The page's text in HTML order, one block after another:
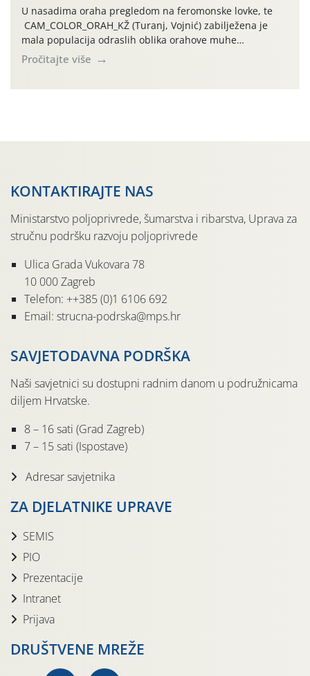
U nasadima oraha pregledom na feromonske lovke, te
CAM_COLOR_ORAH_KŽ (Turanj, Vojnić) zabilježena je
mala populacija odraslih oblika orahove muhe
(Rhagoletis completa). Niska brojnost može se objasniti
činjenicom da je riječ o mladim nasadima s vrlo malim
Pročitajte više
KONTAKTIRAJTE NAS
Ministarstvo poljoprivrede, šumarstva i ribarstva, Uprava za
stručnu podršku razvoju poljoprivrede
Ulica Grada Vukovara 78
10 000 Zagreb
Telefon: ++385 (0)1 6106 692
Email: strucna-podrska@mps.hr
SAVJETODAVNA PODRŠKA
Naši savjetnici su dostupni radnim danom u podružnicama
diljem Hrvatske.
8 – 16 sati (Grad Zagreb)
7 – 15 sati (Ispostave)
Adresar savjetnika
ZA DJELATNIKE UPRAVE
SEMIS
PIO
Prezentacije
Intranet
Prijava
DRUŠTVENE MREŽE